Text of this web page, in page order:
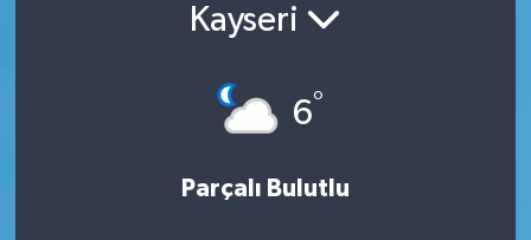
Kayseri
6°
Parçalı Bulutlu